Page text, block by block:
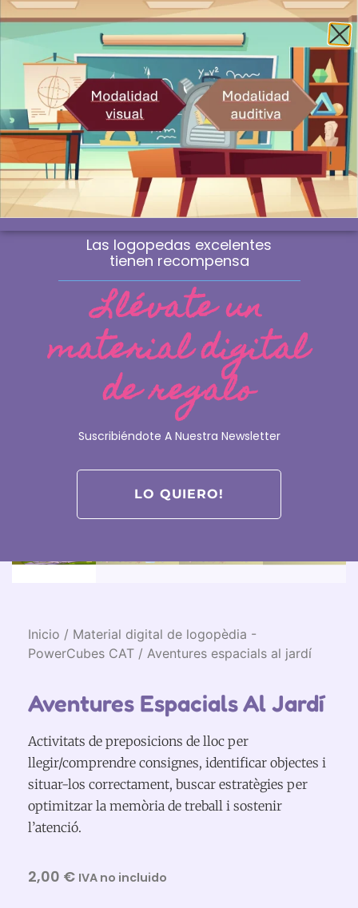
Envío gratis a la península a partir de 60€
¿Profesional? Compra sin IVA
WhatsApp
0
Inicio / Material digital de logopèdia -
PowerCubes CAT / Aventures espacials al jardí
Aventures Espacials Al Jardí
Activitats de preposicions de lloc per
llegir/comprendre consignes, identificar objectes i
situar-los correctament, buscar estratègies per
optimitzar la memòria de treball i sostenir
l’atenció.
2,00 € IVA no incluido
Las logopedas excelentes
tienen recompensa
Llévate un
material digital
de regalo
Suscribiéndote A Nuestra Newsletter
LO QUIERO!